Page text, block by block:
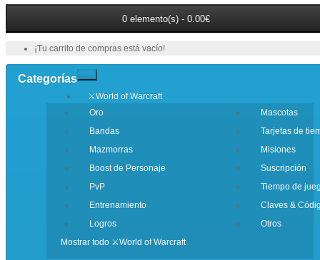
0 elemento(s) - 0.00€
¡Tu carrito de compras está vacío!
Categorías
⚔️World of Warcraft
Oro
Bandas
Mazmorras
Boost de Personaje
PvP
Entrenamiento
Logros
Mascotas
Tarjetas de
Misiones
Suscripción
Tiempo de
Claves &
Otros
Mostrar todo ⚔️World of Warcraft